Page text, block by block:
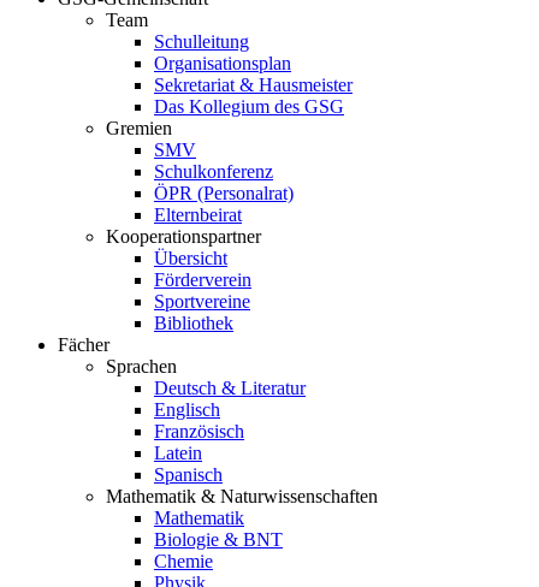
Team
Schulleitung
Organisationsplan
Sekretariat & Hausmeister
Das Kollegium des GSG
Gremien
SMV
Schulkonferenz
ÖPR (Personalrat)
Elternbeirat
Kooperationspartner
Übersicht
Förderverein
Sportvereine
Bibliothek
Fächer
Sprachen
Deutsch & Literatur
Englisch
Französisch
Latein
Spanisch
Mathematik & Naturwissenschaften
Mathematik
Biologie & BNT
Chemie
Physik